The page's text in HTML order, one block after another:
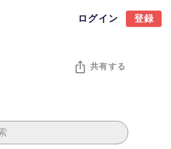
ログイン 登録
共有する